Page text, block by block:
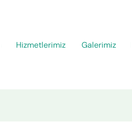
Hizmetlerimiz Galerimiz